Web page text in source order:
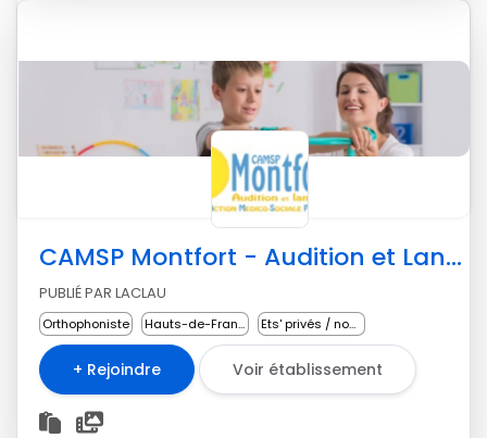
CAMSP Montfort - Audition et Langage
PUBLIÉ PAR LACLAU
Orthophoniste Hauts-de-France Ets' privés / non lucratifs
+ Rejoindre Voir établissement